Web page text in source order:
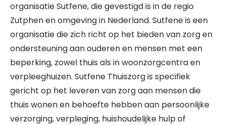
organisatie Sutfene, die gevestigd is in de regio
Zutphen en omgeving in Nederland. Sutfene is een
organisatie die zich richt op het bieden van zorg en
ondersteuning aan ouderen en mensen met een
beperking, zowel thuis als in woonzorgcentra en
verpleeghuizen. Sutfene Thuiszorg is specifiek
gericht op het leveren van zorg aan mensen die
thuis wonen en behoefte hebben aan persoonlijke
verzorging, verpleging, huishoudelijke hulp of